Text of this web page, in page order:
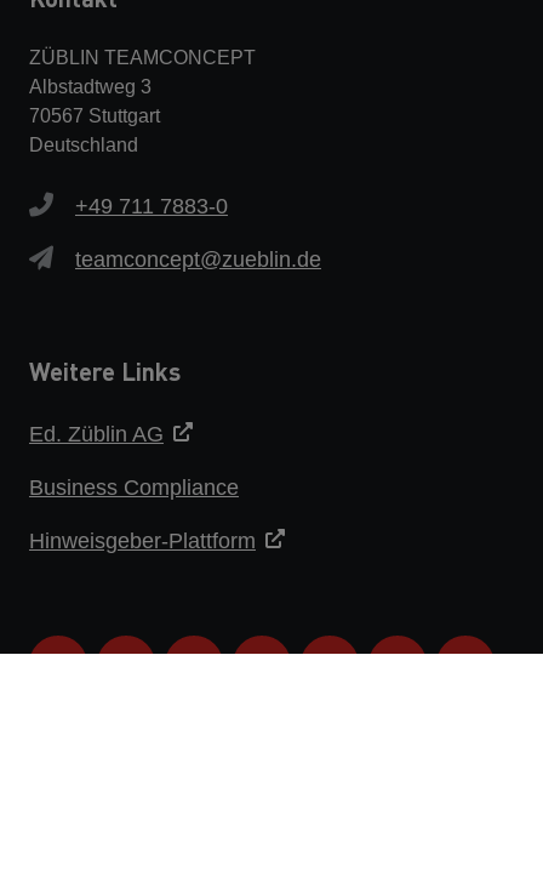
ZÜBLIN TEAMCONCEPT
Albstadtweg 3
70567 Stuttgart
Deutschland
+49 711 7883-0
teamconcept@zueblin.de
Weitere Links
Ed. Züblin AG
Business Compliance
Hinweisgeber-Plattform